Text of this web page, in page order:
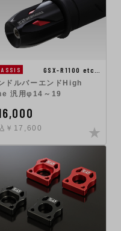
GSX-R1100 etc…
ドルバーエンドHigh
汎用φ14～19
￥17,600